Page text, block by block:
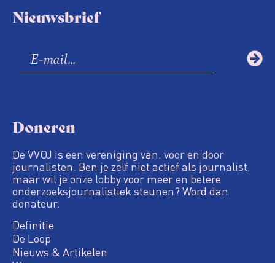
Nieuwsbrief
Doneren
De VVOJ is een vereniging van, voor en door
journalisten. Ben je zelf niet actief als journalist,
maar wil je onze lobby voor meer en betere
onderzoeksjournalistiek steunen? Word dan
donateur.
Definitie
De Loep
Nieuws & Artikelen